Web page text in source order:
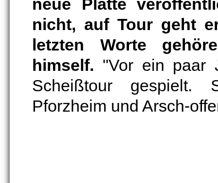
neue Platte
nicht, auf Tour geht
letzten Worte
himself. "Vor ein paar
Scheißtour gespielt.
Pforzheim und Arsch-